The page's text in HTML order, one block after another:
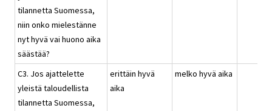
tilannetta Suomessa,
niin onko mielestänne
nyt hyvä vai huono aika
säästää?
C3. Jos ajattelette
yleistä taloudellista
tilannetta Suomessa,
erittäin hyvä
aika
melko hyvä aika